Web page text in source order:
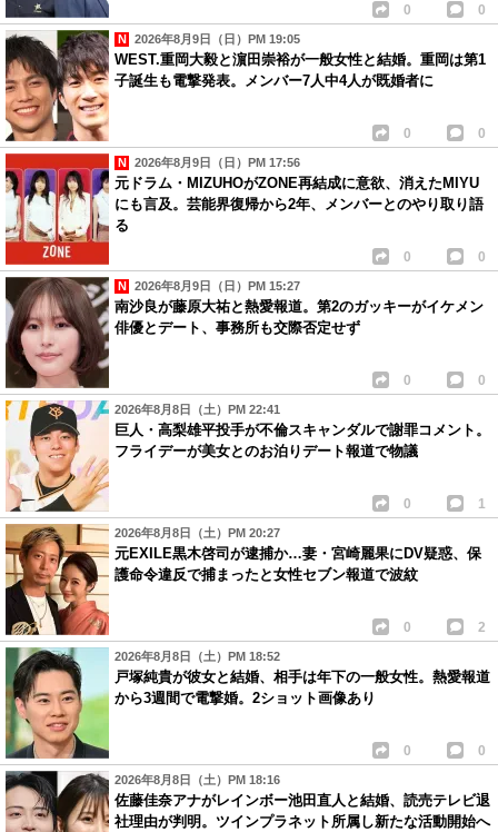
0 0
2026年8月9日（日）PM 19:05
WEST.重岡大毅と濵田崇裕が一般女性と結婚。重岡は第1
子誕生も電撃発表。メンバー7人中4人が既婚者に
0 0
2026年8月9日（日）PM 17:56
元ドラム・MIZUHOがZONE再結成に意欲、消えたMIYU
にも言及。芸能界復帰から2年、メンバーとのやり取り語
る
0 0
2026年8月9日（日）PM 15:27
南沙良が藤原大祐と熱愛報道。第2のガッキーがイケメン
俳優とデート、事務所も交際否定せず
0 0
2026年8月8日（土）PM 22:41
巨人・高梨雄平投手が不倫スキャンダルで謝罪コメント。
フライデーが美女とのお泊りデート報道で物議
0 1
2026年8月8日（土）PM 20:27
元EXILE黒木啓司が逮捕か…妻・宮崎麗果にDV疑惑、保
護命令違反で捕まったと女性セブン報道で波紋
0 2
2026年8月8日（土）PM 18:52
戸塚純貴が彼女と結婚、相手は年下の一般女性。熱愛報道
から3週間で電撃婚。2ショット画像あり
0 0
2026年8月8日（土）PM 18:16
佐藤佳奈アナがレインボー池田直人と結婚、読売テレビ退
社理由が判明。ツインプラネット所属し新たな活動開始へ